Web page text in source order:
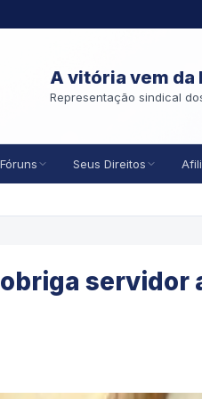
A vitória vem da
Representação sindical
Fóruns Seus Direitos
servidor